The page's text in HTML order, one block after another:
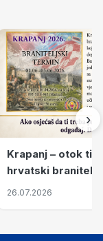
Krapanj – otok
hrvatski branitelji
pronalaze mir
26.07.2026
›